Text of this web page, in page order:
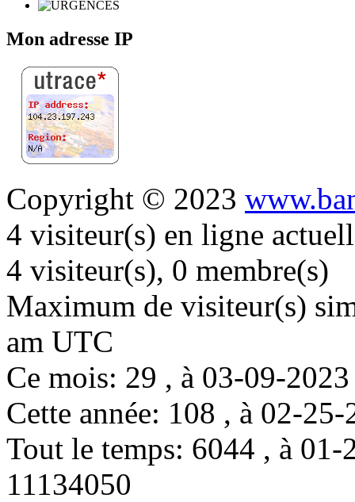
Mon adresse IP
Copyright © 2023
4 visiteur(s) en ligne
4 visiteur(s), 0 membre(s)
Maximum de visiteur(s)
am UTC
Ce mois: 29 , à 03-09-
Cette année: 108 , à 02-
Tout le temps: 6044 , à
11134050